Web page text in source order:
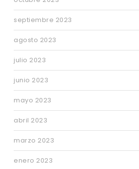
septiembre 2023
agosto 2023
julio 2023
junio 2023
mayo 2023
abril 2023
marzo 2023
enero 2023